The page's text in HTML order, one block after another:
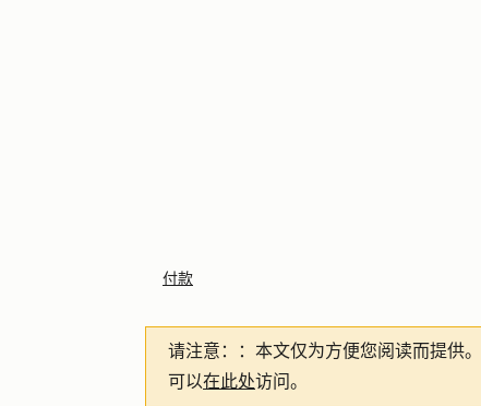
付款
请注意： ：本文仅为方便您阅读而提供。
可以在此处访问。